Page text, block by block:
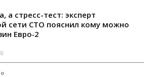
а стресс-тест: эксперт
сети СТО пояснил кому можно
Евро‑2